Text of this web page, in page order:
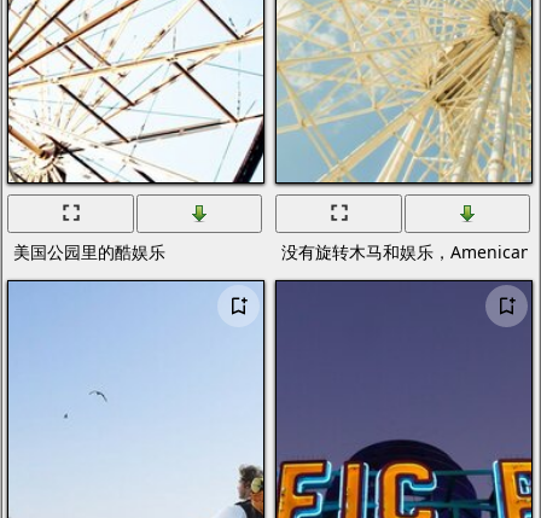
美国公园里的酷娱乐 没有旋转木马和娱乐，Amenican